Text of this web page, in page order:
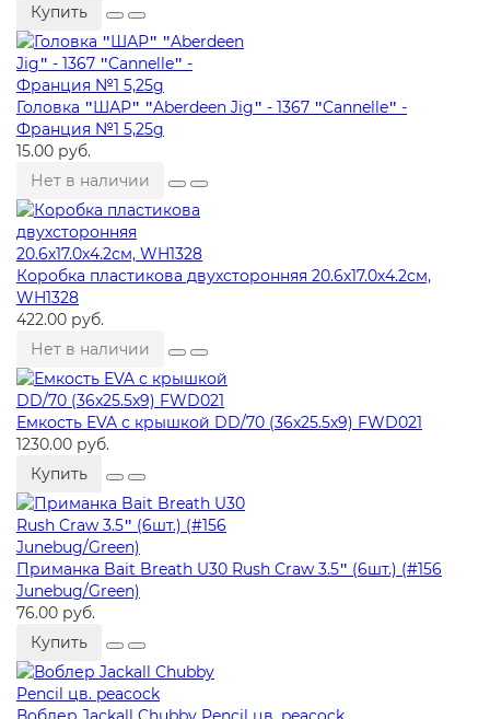
Купить
Головка ʺШАРʺ ʺAberdeen Jigʺ - 1367 ʺCannelleʺ -
Франция №1 5,25g
15.00 руб.
Нет в наличии
Коробка пластикова двухсторонняя 20.6х17.0х4.2см,
WH1328
422.00 руб.
Нет в наличии
Емкость EVA с крышкой DD/70 (36x25.5x9) FWD021
1230.00 руб.
Купить
Приманка Bait Breath U30 Rush Craw 3.5ʺ (6шт.) (#156
Junebug/Green)
76.00 руб.
Купить